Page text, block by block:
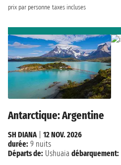
prix par personne taxes incluses
Antarctique: Argentine
SH DIANA| 12 NOV. 2026
durée: 9 nuits
Départs de: Ushuaia débarquement: